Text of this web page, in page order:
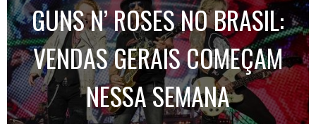
GUNS N’ ROSES NO BRASIL:
VENDAS GERAIS COMEÇAM
NESSA SEMANA